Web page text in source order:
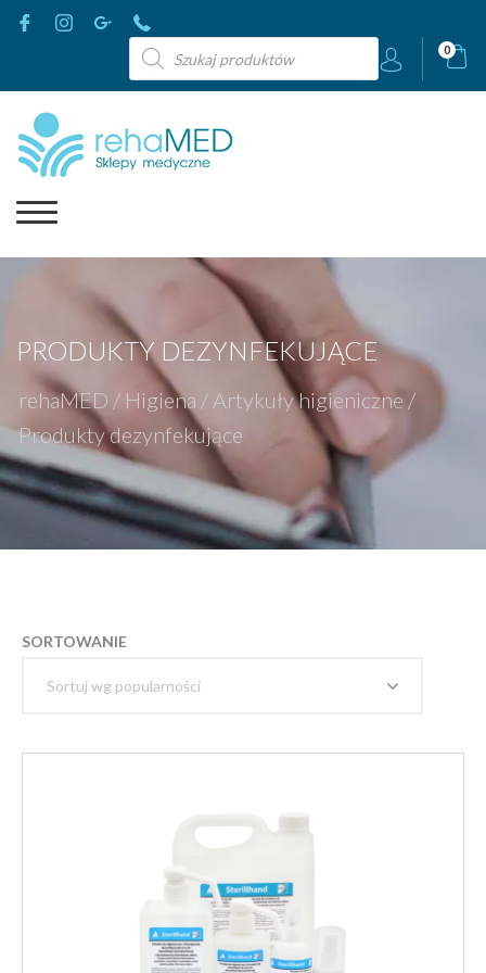
Wyszukiwarka
produktów
0
PRODUKTY DEZYNFEKUJĄCE
rehaMED / Higiena / Artykuły higieniczne /
Produkty dezynfekujące
SORTOWANIE